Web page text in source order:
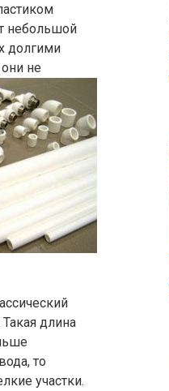
небольшой
долгими
не
длина
то
участки.